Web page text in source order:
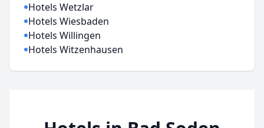
Hotels Wetzlar
Hotels Wiesbaden
Hotels Willingen
Hotels Witzenhausen